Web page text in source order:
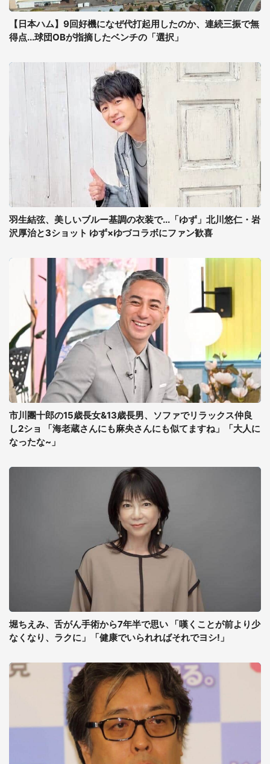
【日本ハム】9回好機になぜ代打起用したのか、連続三振で無
得点...球団OBが指摘したベンチの「選択」
羽生結弦、美しいブルー基調の衣装で...「ゆず」北川悠仁・岩
沢厚治と3ショット ゆず×ゆづコラボにファン歓喜
市川團十郎の15歳長女&13歳長男、ソファでリラックス仲良
し2ショ 「海老蔵さんにも麻央さんにも似てますね」「大人に
なったな~」
堀ちえみ、舌がん手術から7年半で思い 「嘆くことが前より少
なくなり、ラクに」「健康でいられればそれでヨシ!」